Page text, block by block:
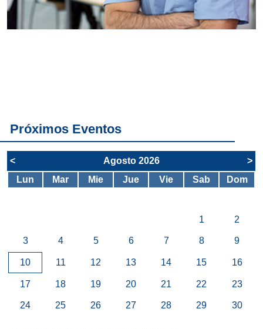
Próximos Eventos
< Agosto 2026
>
Lun
Mar Mie Jue Vie Sab Dom
1 2
3 4 5 6 7 8 9
10 11 12 13 14 15 16
17 18 19 20 21 22 23
24 25 26 27 28 29 30